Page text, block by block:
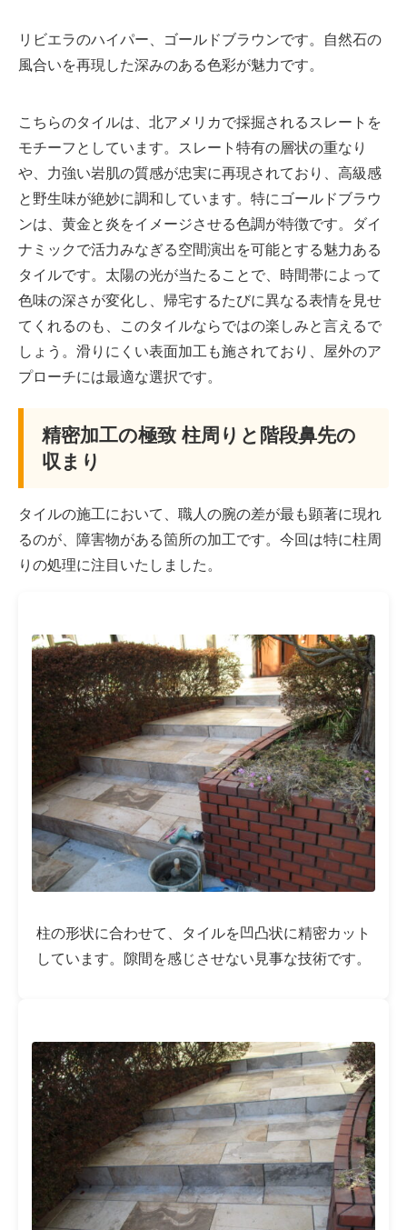
リビエラのハイパー、ゴールドブラウンです。自然石の
風合いを再現した深みのある色彩が魅力です。
こちらのタイルは、北アメリカで採掘されるスレートを
モチーフとしています。スレート特有の層状の重なり
や、力強い岩肌の質感が忠実に再現されており、高級感
と野生味が絶妙に調和しています。特にゴールドブラウ
ンは、黄金と炎をイメージさせる色調が特徴です。ダイ
ナミックで活力みなぎる空間演出を可能とする魅力ある
タイルです。太陽の光が当たることで、時間帯によって
色味の深さが変化し、帰宅するたびに異なる表情を見せ
てくれるのも、このタイルならではの楽しみと言えるで
しょう。滑りにくい表面加工も施されており、屋外のア
プローチには最適な選択です。
精密加工の極致 柱周りと階段鼻先の
収まり
タイルの施工において、職人の腕の差が最も顕著に現れ
るのが、障害物がある箇所の加工です。今回は特に柱周
りの処理に注目いたしました。
柱の形状に合わせて、タイルを凹凸状に精密カット
しています。隙間を感じさせない見事な技術です。